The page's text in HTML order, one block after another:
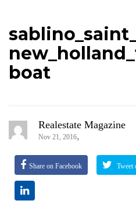
boat
Realestate Magazine
Nov 21, 2016,
Share on Facebook Tweet